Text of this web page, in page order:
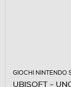
GIOCHI NINTENDO
UBISOFT -